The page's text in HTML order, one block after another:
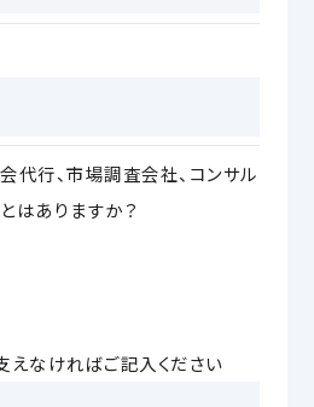
代行、市場調査会社、コンサル
はありますか？
えなければご記入ください